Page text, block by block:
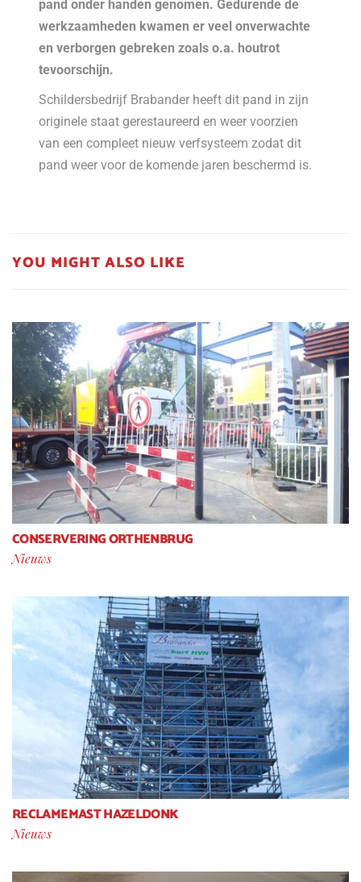
pand onder handen genomen. Gedurende de
werkzaamheden kwamen er veel onverwachte
en verborgen gebreken zoals o.a. houtrot
tevoorschijn.
Schildersbedrijf Brabander heeft dit pand in zijn
originele staat gerestaureerd en weer voorzien
van een compleet nieuw verfsysteem zodat dit
pand weer voor de komende jaren beschermd is.
YOU MIGHT ALSO LIKE
CONSERVERING ORTHENBRUG
Nieuws
RECLAMEMAST HAZELDONK
Nieuws